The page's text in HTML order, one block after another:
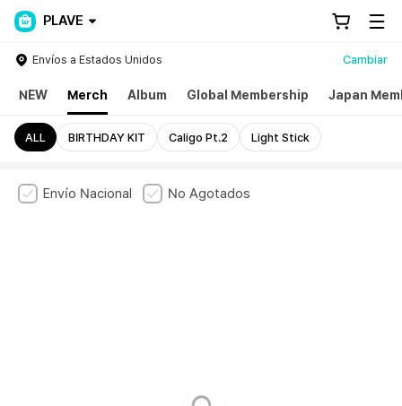
PLAVE
Envíos a Estados Unidos Cambiar
NEW Merch Album Global Membership Japan
ALL BIRTHDAY KIT Caligo Pt.2 Light Stick
Envío Nacional No Agotados